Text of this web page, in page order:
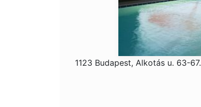
1123 Budapest, Alkotás u. 63-67.